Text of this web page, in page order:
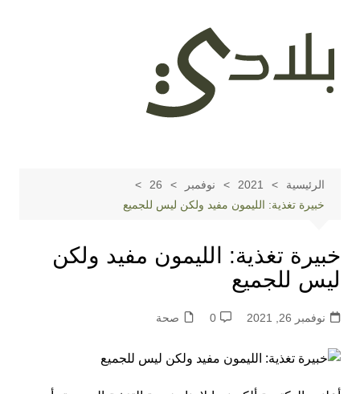
المحتوى
الرئيسية 2021 نوفمبر
26
خبيرة تغذية: الليمون مفيد ولكن ليس للجميع
خبيرة تغذية: الليمون مفيد ولكن
ليس للجميع
نوفمبر 26, 2021 0 صحة